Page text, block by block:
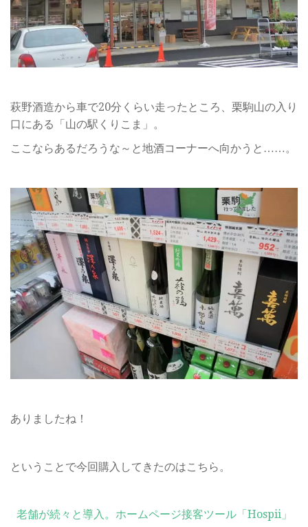
萩野酒造から車で20分くらい走ったところ、栗駒山の入り
口にある「山の駅くりこま」。
ここならあるだろうな～と地酒コーナーへ向かうと……。
ありましたね！
ということで今回購入してきたのはこちら。
老舗が続々と導入。ホームページ接客ツール「Hospii」